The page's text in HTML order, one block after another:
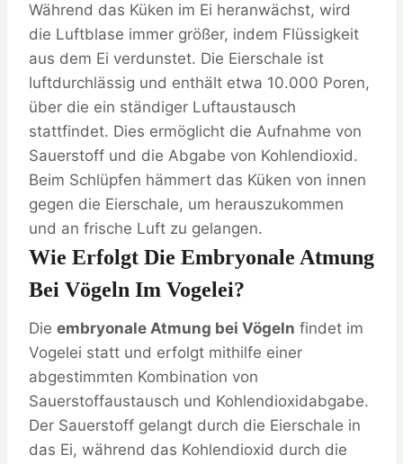
Während das Küken im Ei heranwächst, wird
die Luftblase immer größer, indem Flüssigkeit
aus dem Ei verdunstet. Die Eierschale ist
luftdurchlässig und enthält etwa 10.000 Poren,
über die ein ständiger Luftaustausch
stattfindet. Dies ermöglicht die Aufnahme von
Sauerstoff und die Abgabe von Kohlendioxid.
Beim Schlüpfen hämmert das Küken von innen
gegen die Eierschale, um herauszukommen
und an frische Luft zu gelangen.
Wie Erfolgt Die Embryonale Atmung
Bei Vögeln Im Vogelei?
Die embryonale Atmung bei Vögeln findet im
Vogelei statt und erfolgt mithilfe einer
abgestimmten Kombination von
Sauerstoffaustausch und Kohlendioxidabgabe.
Der Sauerstoff gelangt durch die Eierschale in
das Ei, während das Kohlendioxid durch die